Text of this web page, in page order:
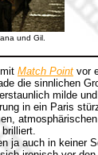
und Gil.
Match Point vor
die sinnlichen
milde
in ein Paris
ja auch in keiner